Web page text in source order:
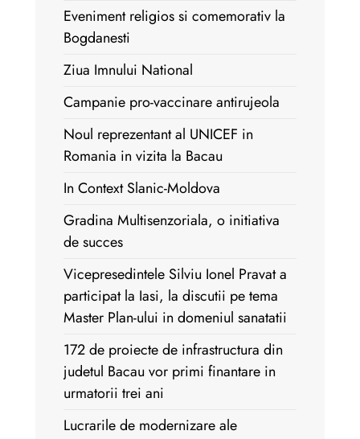
Eveniment religios si comemorativ la
Bogdanesti
Ziua Imnului National
Campanie pro-vaccinare antirujeola
Noul reprezentant al UNICEF in
Romania in vizita la Bacau
In Context Slanic-Moldova
Gradina Multisenzoriala, o initiativa
de succes
Vicepresedintele Silviu Ionel Pravat a
participat la Iasi, la discutii pe tema
Master Plan-ului in domeniul sanatatii
172 de proiecte de infrastructura din
judetul Bacau vor primi finantare in
urmatorii trei ani
Lucrarile de modernizare ale